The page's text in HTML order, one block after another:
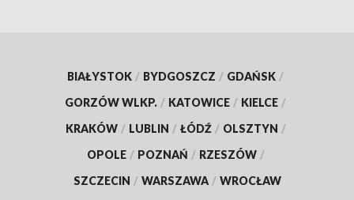
BIAŁYSTOK / BYDGOSZCZ / GDAŃSK /
GORZÓW WLKP. / KATOWICE / KIELCE /
KRAKÓW / LUBLIN / ŁÓDŹ / OLSZTYN /
OPOLE / POZNAŃ / RZESZÓW /
SZCZECIN / WARSZAWA / WROCŁAW